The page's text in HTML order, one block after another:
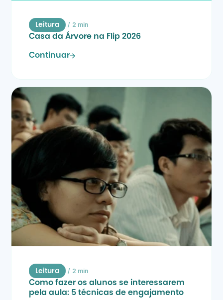
Leitura / 2 min
Casa da Árvore na Flip 2026
Continuar
Leitura / 2 min
Como fazer os alunos se interessarem
pela aula: 5 técnicas de engajamento